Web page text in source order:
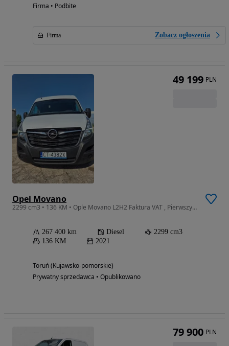
Firma • Podbite
Firma Zobacz ogłoszenia
Opel Movano
2299 cm3 • 136 KM • Ople Movano L2H2 Faktura VAT , Pierwszy właściciel
267 400 km Diesel
2299 cm3
136 KM
2021
Toruń (Kujawsko-pomorskie)
Prywatny sprzedawca • Opublikowano
49 199 PLN
79 900 PLN